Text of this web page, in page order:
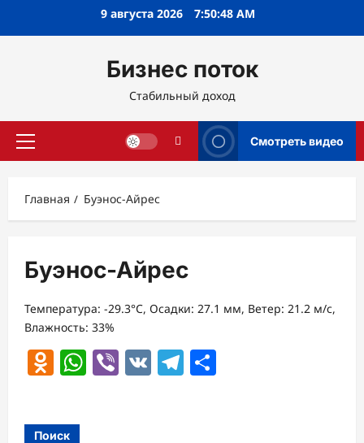
9 августа 2026 7:50:48 AM
Бизнес поток
Стабильный доход
Основное
Смотреть видео
Главная Буэнос-Айрес
Буэнос-Айрес
Температура: -29.3°C, Осадки: 27.1 мм, Ветер: 21.2 м/с,
Влажность: 33%
Odnoklassniki
WhatsApp
Viber
VK Telegram
Поиск